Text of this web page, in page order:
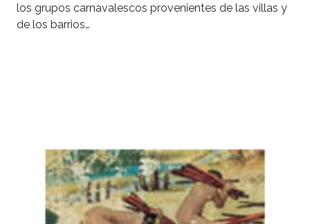
los grupos carnavalescos provenientes de las villas y
de los barrios…